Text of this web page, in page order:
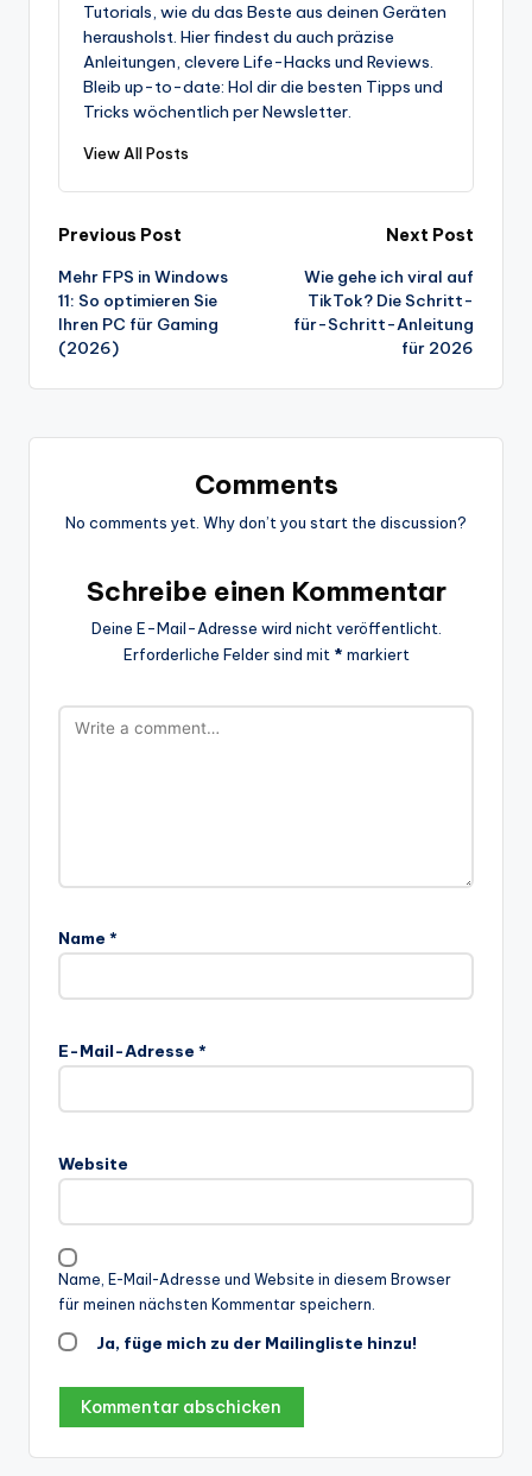
Tutorials, wie du das Beste aus deinen Geräten
herausholst. Hier findest du auch präzise
Anleitungen, clevere Life-Hacks und Reviews.
Bleib up-to-date: Hol dir die besten Tipps und
Tricks wöchentlich per Newsletter.
View All Posts
Post
navigation
Previous Post
Mehr FPS in Windows
11: So optimieren Sie
Ihren PC für Gaming
(2026)
Next Post
Wie gehe ich viral auf
TikTok? Die Schritt-
für-Schritt-Anleitung
für 2026
Comments
No comments yet. Why don’t you start the discussion?
Schreibe einen Kommentar
Deine E-Mail-Adresse wird nicht veröffentlicht.
Erforderliche Felder sind mit * markiert
Name *
E-Mail-Adresse *
Website
Name, E-Mail-Adresse und Website in diesem Browser
für meinen nächsten Kommentar speichern.
Ja, füge mich zu der Mailingliste hinzu!